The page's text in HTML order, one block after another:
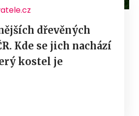
dřevěných
Kde se jich nachází
kostel je